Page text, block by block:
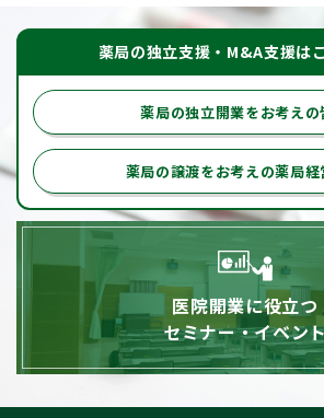
薬局の独立支援・M&A支援は
薬局の独立開業をお考えの
薬局の譲渡をお考えの薬局経
医院開業に役立つ
セミナー・イベン